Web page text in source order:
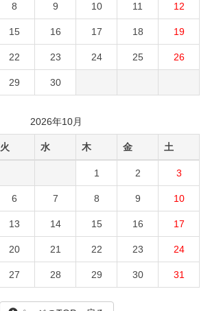
8 9 10 11 12
15 16 17 18 19
22 23 24 25 26
29 30
2026年10月
火 水 木 金 土
1 2 3
6 7 8 9 10
13 14 15 16 17
20 21 22 23 24
27 28 29 30 31